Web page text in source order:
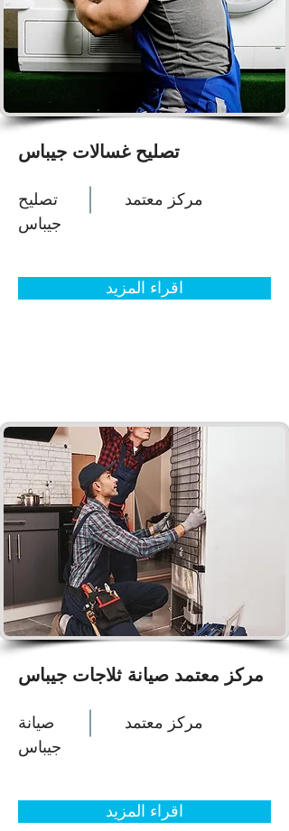
تصليح غسالات جيباس
تصليح
جيباس
مركز معتمد
اقراء المزيد
مركز معتمد صيانة ثلاجات جيباس
صيانة
جيباس
مركز معتمد
اقراء المزيد